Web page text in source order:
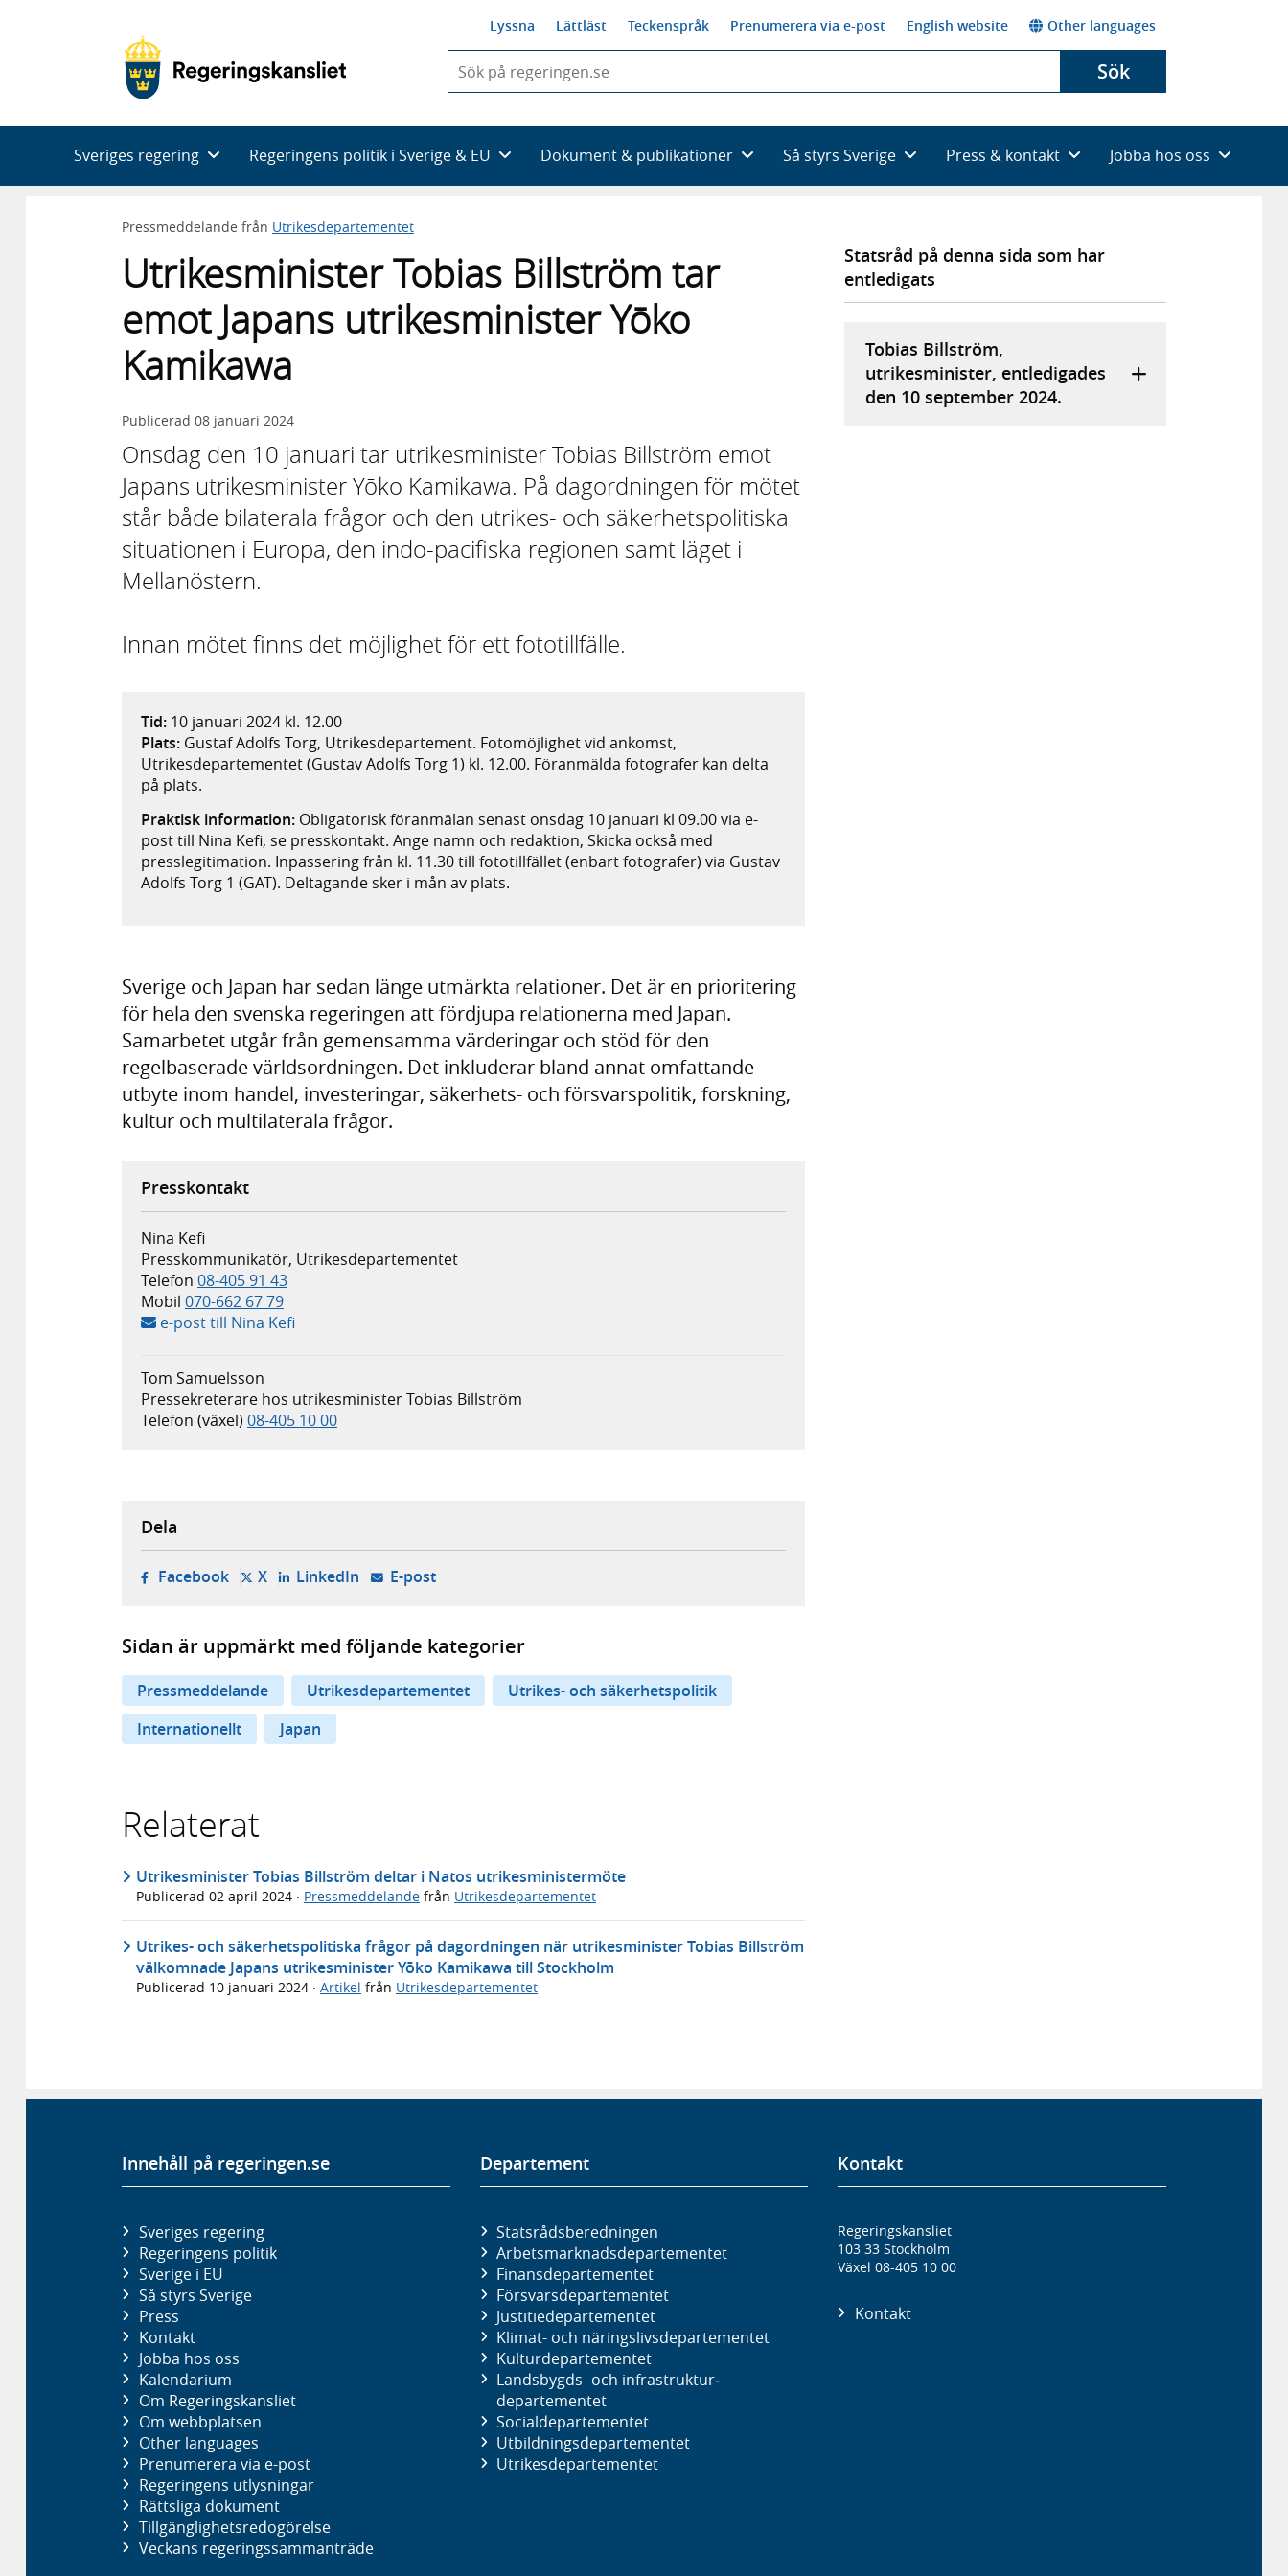
Lyssna Lättläst Teckenspråk Prenumerera via e-post English website Other languages
du
skriva
framträder
en
Sök
Sveriges regering Regeringens politik i Sverige & EU Dokument & publikationer Så styrs Sverige Press & kontakt Jobba hos oss
Pressmeddelande från Utrikesdepartementet
Utrikesminister Tobias Billström tar
emot Japans utrikesminister Yōko
Kamikawa
Publicerad 08 januari 2024
Onsdag den 10 januari tar utrikesminister Tobias Billström emot
Japans utrikesminister Yōko Kamikawa. På dagordningen för mötet
står både bilaterala frågor och den utrikes- och säkerhetspolitiska
situationen i Europa, den indo-pacifiska regionen samt läget i
Mellanöstern.
Innan mötet finns det möjlighet för ett fototillfälle.
Tid: 10 januari 2024 kl. 12.00
Plats: Gustaf Adolfs Torg, Utrikesdepartement. Fotomöjlighet vid ankomst,
Utrikesdepartementet (Gustav Adolfs Torg 1) kl. 12.00. Föranmälda fotografer kan delta
på plats.
Praktisk information: Obligatorisk föranmälan senast onsdag 10 januari kl 09.00 via e-
post till Nina Kefi, se presskontakt. Ange namn och redaktion, Skicka också med
presslegitimation. Inpassering från kl. 11.30 till fototillfället (enbart fotografer) via Gustav
Adolfs Torg 1 (GAT). Deltagande sker i mån av plats.
Sverige och Japan har sedan länge utmärkta relationer. Det är en prioritering
för hela den svenska regeringen att fördjupa relationerna med Japan.
Samarbetet utgår från gemensamma värderingar och stöd för den
regelbaserade världsordningen. Det inkluderar bland annat omfattande
utbyte inom handel, investeringar, säkerhets- och försvarspolitik, forskning,
kultur och multilaterala frågor.
Presskontakt
Nina Kefi
Presskommunikatör, Utrikesdepartementet
Telefon 08-405 91 43
Mobil 070-662 67 79
e-post till Nina Kefi
Tom Samuelsson
Pressekreterare hos utrikesminister Tobias Billström
Telefon (växel) 08-405 10 00
Statsråd på denna sida som har
entledigats
Tobias Billström,
utrikesminister, entledigades
den 10 september 2024.
Dela
Facebook- öppnas i ny flik, extern webbplats,
X- öppnas i ny flik, extern webbplats,
LinkedIn- öppnas i ny flik, extern webbplats,
E-post- öppnar din e-postklient,
Sidan är uppmärkt med följande kategorier
Pressmeddelande Utrikesdepartementet
Utrikes- och säkerhetspolitik
Internationellt
Japan
Relaterat
Utrikesminister Tobias Billström deltar i Natos utrikesministermöte
Publicerad 02 april 2024 · Pressmeddelande från Utrikesdepartementet
Utrikes- och säkerhetspolitiska frågor på dagordningen när utrikesminister Tobias Billström
välkomnade Japans utrikesminister Yōko Kamikawa till Stockholm
Publicerad 10 januari 2024 · Artikel från Utrikesdepartementet
Innehåll på regeringen.se
Sveriges regering
Regeringens politik
Sverige i EU
Så styrs Sverige
Press
Kontakt
Jobba hos oss
Kalendarium
Om Regeringskansliet
Om webbplatsen
Other languages
Prenumerera via e-post
Regeringens utlysningar
Rättsliga dokument
Tillgänglighetsredogörelse
Veckans regeringssammanträde
Departement
Statsrådsberedningen
Arbetsmarknads­departementet
Finans­departementet
Försvars­departementet
Justitie­departementet
Klimat- och näringslivs­departementet
Kultur­departementet
Landsbygds- och infrastruktur­
departementet
Social­departementet
Utbildnings­departementet
Utrikes­departementet
Kontakt
Regeringskansliet
103 33 Stockholm
Växel 08-405 10 00
Kontakt